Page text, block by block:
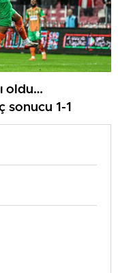
oldu…
sonucu 1-1